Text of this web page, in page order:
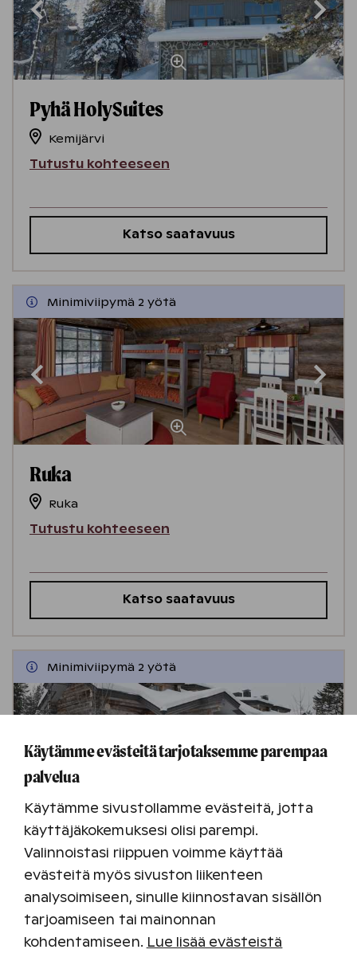
Pyhä HolySuites
Kemijärvi
Tutustu kohteeseen
Katso saatavuus
Minimiviipymä 2 yötä
Ruka
Ruka
Tutustu kohteeseen
Katso saatavuus
Minimiviipymä 2 yötä
Rukan lomakylä
Ruka
Tutustu kohteeseen
Käytämme evästeitä tarjotaksemme parempaa
palvelua
Käytämme sivustollamme evästeitä, jotta
käyttäjäkokemuksesi olisi parempi.
Valinnoistasi riippuen voimme käyttää
evästeitä myös sivuston liikenteen
analysoimiseen, sinulle kiinnostavan sisällön
tarjoamiseen tai mainonnan
kohdentamiseen. Lue lisää evästeistä